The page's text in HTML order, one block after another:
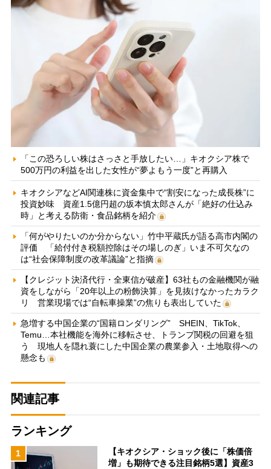
「この恐ろしい株はさっさと手放したい…」キオクシア株で
500万円の利益を出した女性が“夢よもう一度”と再購入
キオクシアなどAI関連株に資金集中で“割安になった成長株”に
投資妙味 資産1.5億円超の坂本慎太郎さんが「絶好の仕込み
時」と考える防衛・食品銘柄を紹介
「何がやりたいのか分からない」竹中平蔵氏が語る高市内閣の
評価 「給付付き税額控除はその場しのぎ」いま不可欠なの
は“社会保障制度の改革議論”と指摘
【クレジット決済代行・全東信が破産】63社もの金融機関が融
資をしながら「20年以上の粉飾決算」を見抜けなかったカラク
リ 営業現場では“自転車操業”の焦りも表出していた
急増する中国企業の“国籍ロンダリング” SHEIN、TikTok、
Temu…本社機能を海外に移転させ、トランプ関税の回避を狙
う 現地人を隠れ蓑にした中国企業の農業参入・土地取得への
懸念も
関連記事
ランキング
1
【キオクシア・ショック後に「株価倍
増」も期待できる注目銘柄5選】資産3